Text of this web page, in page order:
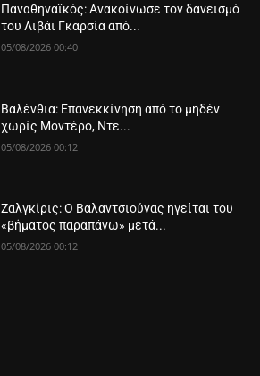
Παναθηναϊκός: Ανακοίνωσε τον δανεισμό
του Λιβάι Γκαρσία από...
05/08/2026 00:40
Βαλένθια: Επανεκκίνηση από το μηδέν
χωρίς Μοντέρο, Ντε...
05/08/2026 00:12
Ζαλγκίρις: Ο Βαλαντσιούνας ηγείται του
«βήματος παραπάνω» μετά...
05/08/2026 00:12